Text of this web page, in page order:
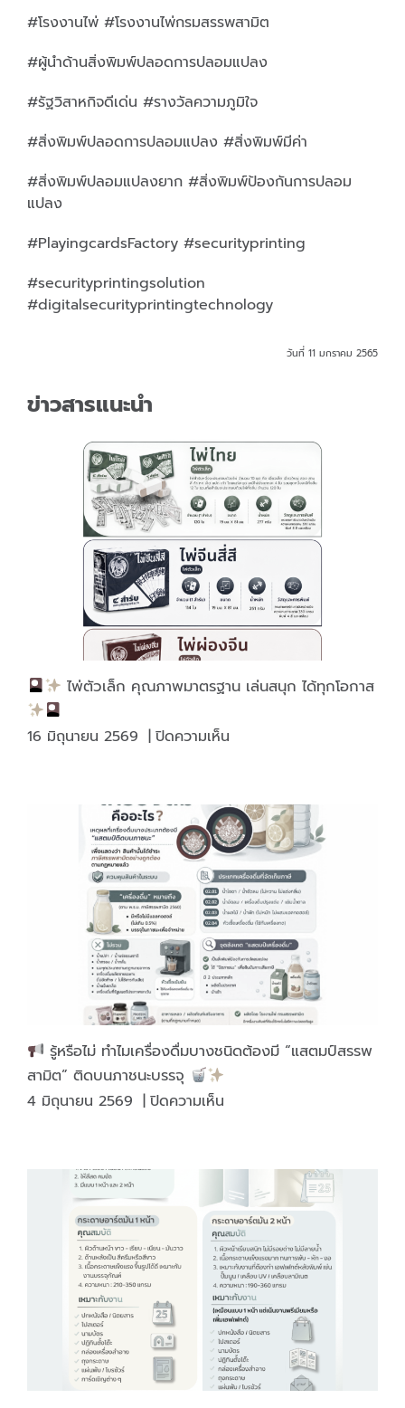
#โรงงานไพ่ #โรงงานไพ่กรมสรรพสามิต
#ผู้นำด้านสิ่งพิมพ์ปลอดการปลอมแปลง
#รัฐวิสาหกิจดีเด่น #รางวัลความภูมิใจ
#สิ่งพิมพ์ปลอดการปลอมแปลง #สิ่งพิมพ์มีค่า
#สิ่งพิมพ์ปลอมแปลงยาก #สิ่งพิมพ์ป้องกันการปลอม
แปลง
#PlayingcardsFactory #securityprinting
#securityprintingsolution
#digitalsecurityprintingtechnology
วันที่ 11 มกราคม 2565
ข่าวสารแนะนำ
ไพ่ตัวเล็ก คุณภาพมาตรฐาน เล่นสนุก ได้ทุกโอกาส
16 มิถุนายน 2569 | ปิดความเห็นบน
ไพ่
ตัว
เล็ก
คุณภาพ
มาตรฐาน
เล่น
สนุก
ได้
ทุก
โอกาส
รู้หรือไม่ ทำไมเครื่องดื่มบางชนิดต้องมี “แสตมป์สรรพ
สามิต” ติดบนภาชนะบรรจุ
4 มิถุนายน 2569 | ปิดความเห็นบน
หรือ
ไม่
ทำไม
เครื่อง
ดื่ม
บาง
ชนิด
ต้อง
มี
“แสตมป์
สรรพ